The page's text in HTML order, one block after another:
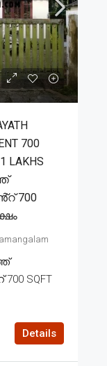
700
LAKHS
700
SQFT
Details